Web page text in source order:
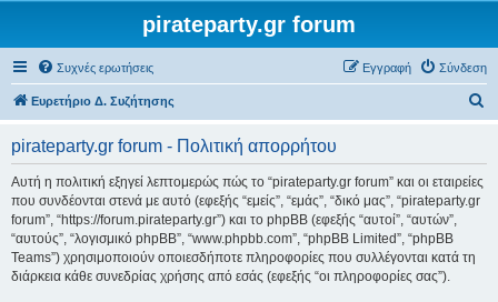
pirateparty.gr forum
Συχνές ερωτήσεις Σύνδεση
Εγγραφή
Ευρετήριο Δ. Συζήτησης
pirateparty.gr forum - Πολιτική απορρήτου
Αυτή η πολιτική εξηγεί λεπτομερώς πώς το “pirateparty.gr forum” και οι εταιρείες
που συνδέονται στενά με αυτό (εφεξής “εμείς”, “εμάς”, “δικό μας”, “pirateparty.gr
forum”, “https://forum.pirateparty.gr”) και το phpBB (εφεξής “αυτοί”, “αυτών”,
“αυτούς”, “λογισμικό phpBB”, “www.phpbb.com”, “phpBB Limited”, “phpBB
Teams”) χρησιμοποιούν οποιεσδήποτε πληροφορίες που συλλέγονται κατά τη
διάρκεια κάθε συνεδρίας χρήσης από εσάς (εφεξής “οι πληροφορίες σας”).